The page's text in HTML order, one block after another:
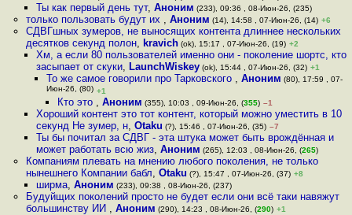
Ты как первый день тут, Аноним (233), 09:36 , 08-Июн-26, (235)
только пользовать будут их , Аноним (14), 14:58 , 07-Июн-26, (14) +6
СДВГшных зумеров, не выносящих контента длиннее нескольких
десятков секунд полон, kravich(ok), 15:17 , 07-Июн-26, (19) +2
Хм, а если 80 пользователей именно они - поколение шортс, кто
засыпает от скуки, LaunchWiskey(ok), 15:44 , 07-Июн-26, (32) +1
То же самое говорили про Тарковского ,Аноним (80), 17:59 , 07-
Июн-26, (80) +1
Кто это , Аноним (355), 10:03 , 09-Июн-26, (355) –1
Хороший контент это тот контент, который можно уместить в 10
секунд Не зумер, н, Otaku (?), 15:46 , 07-Июн-26, (35) –7
Ты бы почитал за СДВГ - эта штука может быть врождённая и
может работать всю жиз, Аноним (265), 12:03 , 08-Июн-26, (265)
Компаниям плевать на мнению любого поколения, не только
нынешнего Компании бабл, Otaku (?), 15:47 , 07-Июн-26, (37) +8
ширма, Аноним (233), 09:38 , 08-Июн-26, (237)
Будуйщих поколений просто не будет если они всё таки навяжут
большинству ИИ , Аноним (290), 14:23 , 08-Июн-26, (290) +1